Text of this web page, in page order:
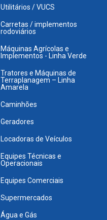
Utilitários / VUCS
Carretas / implementos
rodoviários
Máquinas Agrícolas e
Implementos - Linha Verde
Tratores e Máquinas de
Terraplanagem – Linha
Amarela
Caminhões
Geradores
Locadoras de Veículos
Equipes Técnicas e
Operacionais
Equipes Comerciais
Supermercados
Água e Gás